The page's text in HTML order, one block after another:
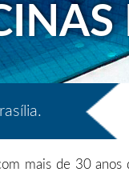
mais de 30 anos